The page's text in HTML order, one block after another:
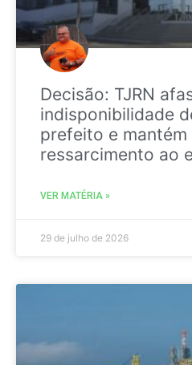
Decisão: TJRN
indisponibilidade
prefeito e mantém
ressarcimento ao
VER MATÉRIA »
29 de julho de 2026